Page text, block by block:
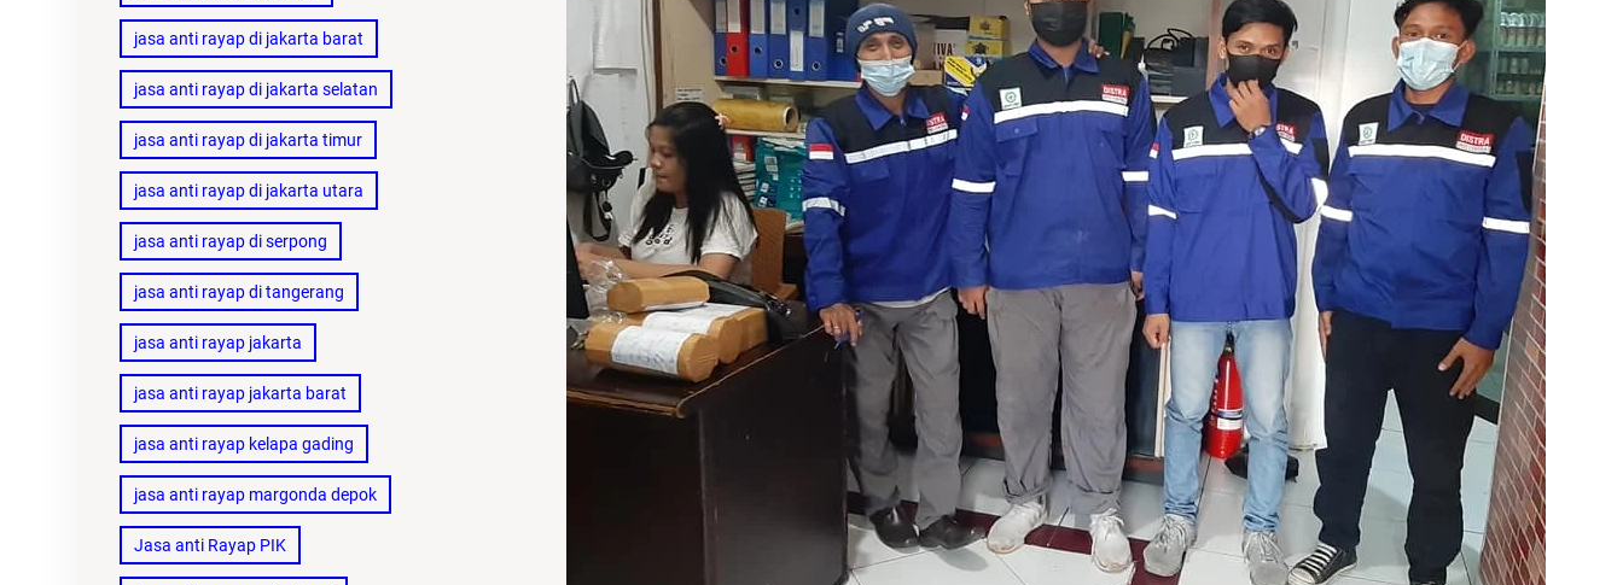
jasa anti rayap di jakarta barat
jasa anti rayap di jakarta selatan
jasa anti rayap di jakarta timur
jasa anti rayap di jakarta utara
jasa anti rayap di serpong
jasa anti rayap di tangerang
jasa anti rayap jakarta
jasa anti rayap jakarta barat
jasa anti rayap kelapa gading
jasa anti rayap margonda depok
Jasa anti Rayap PIK